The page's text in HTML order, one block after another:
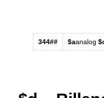
344## $aanalog